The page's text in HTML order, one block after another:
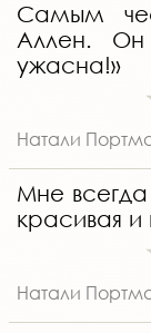
Самым
Аллен. Он
ужасна!»
Натали
Мне
красивая и
Натали